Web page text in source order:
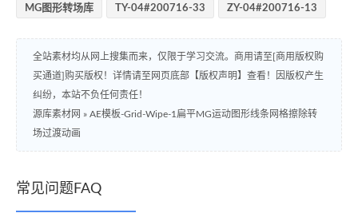
MG图形转场库 TY-04#200716-33 ZY-04#200716-13
全站素材均从网上搜集而来，仅限于学习交流。商用请至[商用版权购
买通道]购买版权！详情请至网页底部【版权声明】查看！因版权产生
纠纷，本站不负任何责任！
源库素材网 » AE模板-Grid-Wipe-1扁平MG运动图形线条网格擦除转
场过渡动画
常见问题FAQ